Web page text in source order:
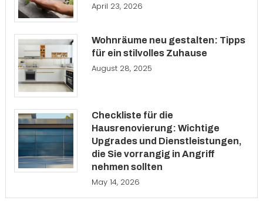
April 23, 2026
Wohnräume neu gestalten: Tipps
für ein stilvolles Zuhause
August 28, 2025
Checkliste für die
Hausrenovierung: Wichtige
Upgrades und Dienstleistungen,
die Sie vorrangig in Angriff
nehmen sollten
May 14, 2026